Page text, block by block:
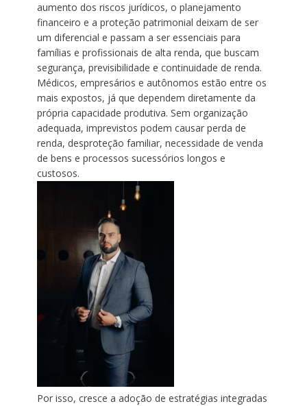
aumento dos riscos jurídicos, o planejamento
financeiro e a proteção patrimonial deixam de ser
um diferencial e passam a ser essenciais para
famílias e profissionais de alta renda, que buscam
segurança, previsibilidade e continuidade de renda.
Médicos, empresários e autônomos estão entre os
mais expostos, já que dependem diretamente da
própria capacidade produtiva. Sem organização
adequada, imprevistos podem causar perda de
renda, desproteção familiar, necessidade de venda
de bens e processos sucessórios longos e
custosos.
Por isso, cresce a adoção de estratégias integradas